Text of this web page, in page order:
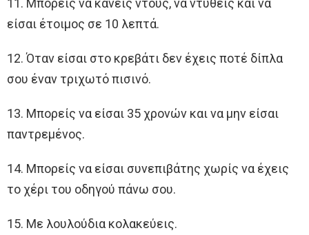
11. Μπορείς να κάνεις ντους, να ντυθείς και να
είσαι έτοιμος σε 10 λεπτά.
12. Όταν είσαι στο κρεβάτι δεν έχεις ποτέ δίπλα
σου έναν τριχωτό πισινό.
13. Μπορείς να είσαι 35 χρονών και να μην είσαι
παντρεμένος.
14. Μπορείς να είσαι συνεπιβάτης χωρίς να έχεις
το χέρι του οδηγού πάνω σου.
15. Με λουλούδια κολακεύεις.